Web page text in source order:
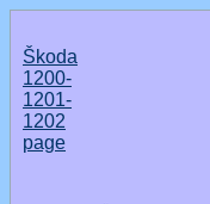
Škoda
1200-
1201-
1202
page